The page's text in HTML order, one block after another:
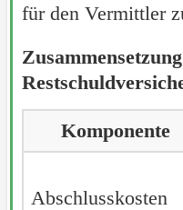
für den Vermittler
Komponente
Abschlusskosten